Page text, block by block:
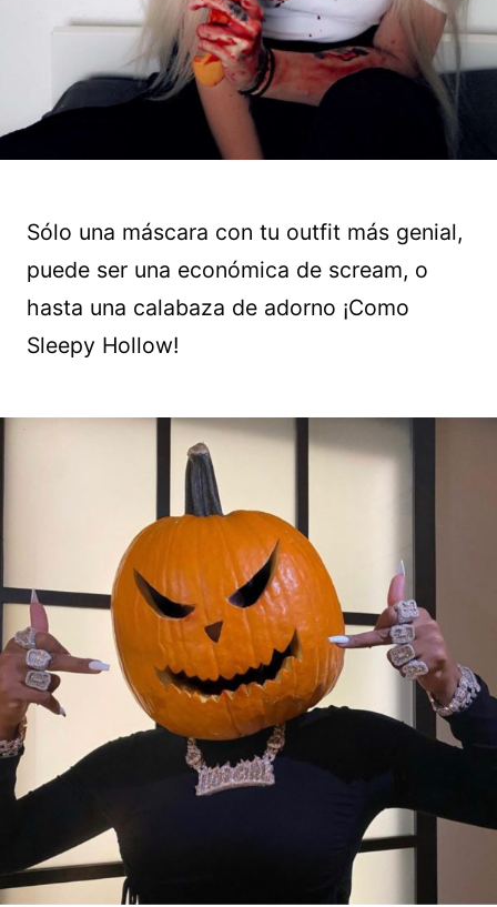
Sólo una máscara con tu outfit más genial,
puede ser una económica de scream, o
hasta una calabaza de adorno ¡Como
Sleepy Hollow!